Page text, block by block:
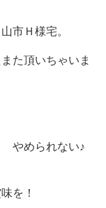
市Ｈ様宅。
た頂いちゃいま
やめられない♪
を！